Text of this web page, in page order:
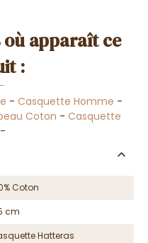
apparaît ce
:
- Casquette Homme -
Coton - Casquette
-
Coton
cm
Hatteras